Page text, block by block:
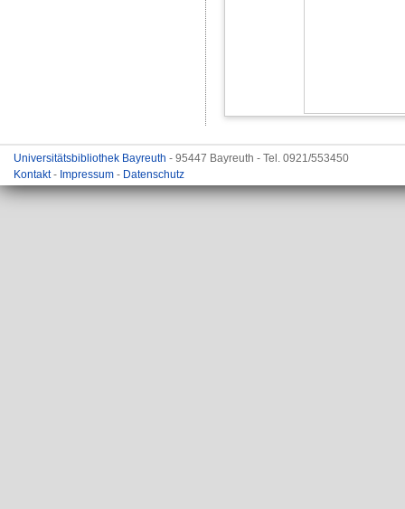
Universitätsbibliothek Bayreuth - 95447 Bayreuth - Tel. 0921/553450
Kontakt- Impressum - Datenschutz